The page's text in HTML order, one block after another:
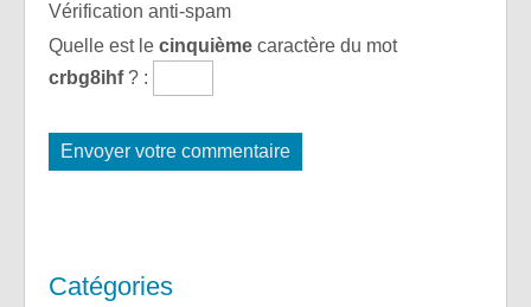
Vérification anti-spam
Quelle est le cinquième caractère du mot
crbg8ihf? :
Catégories